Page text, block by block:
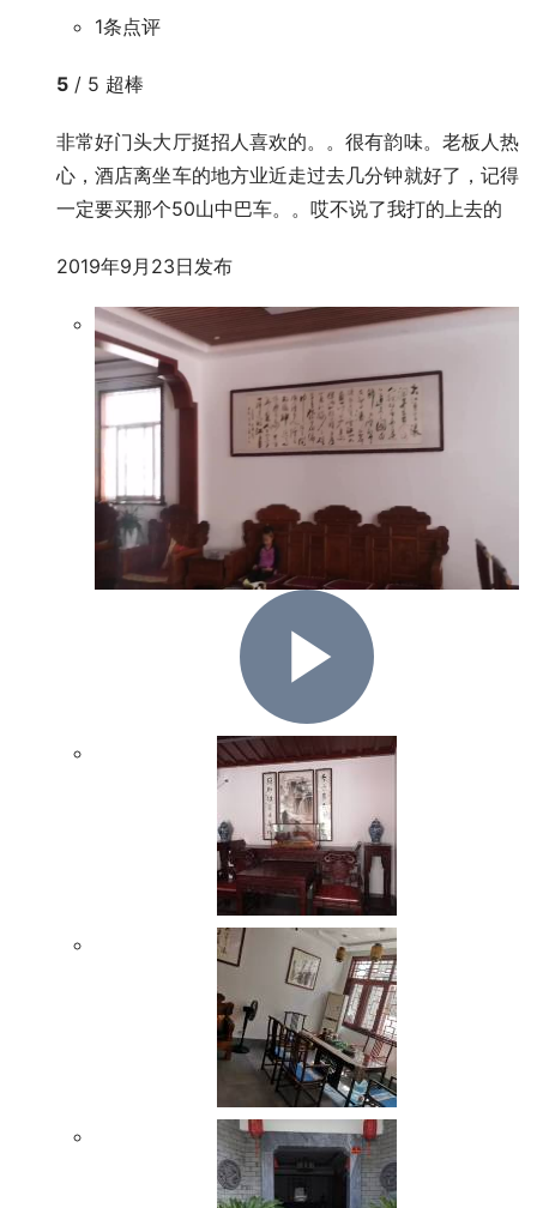
1条点评
5 / 5 超棒
非常好门头大厅挺招人喜欢的。。很有韵味。老板人热
心，酒店离坐车的地方业近走过去几分钟就好了，记得
一定要买那个50山中巴车。。哎不说了我打的上去的
2019年9月23日发布